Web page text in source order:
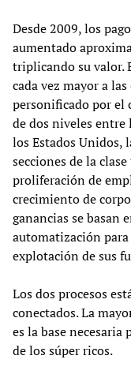
Desde 2009, los
aumentado
triplicando su valor.
cada vez mayor a
personificado por el
de dos niveles
los Estados Unidos,
secciones de la
proliferación de
crecimiento de
ganancias se basan
automatización
explotación de sus
Los dos procesos
conectados. La
es la base necesaria
de los súper ricos.